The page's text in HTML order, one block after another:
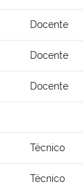
Docente
Docente
Docente
Técnico
Técnico